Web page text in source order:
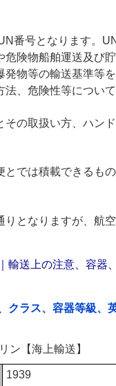
番号となります。
危険物船舶運送及び
物等の輸送基準等
、危険性等につい
その取扱い方、ハン
とでは積載できるも
となりますが、航
輸送上の注意、容器
クラス、容器等級、
ン【海上輸送】
1939